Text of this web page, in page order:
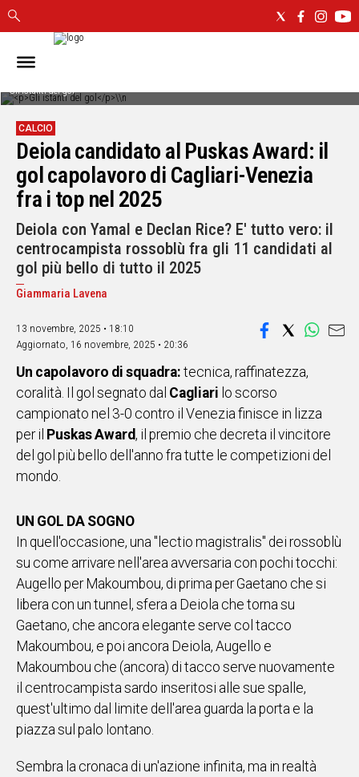
IN
SASSARI
NUORO
ORISTANO
SULCIS
OGLIASTRA
MEDIO
CAMPIDANO
NOTIZIE
IN
ITALIA
NEL
MONDO
SPORT
EVENTI
VIDEO
Vai
UNISCITI
AL CANALE
WHATSAPP
CALCIO
Deiola candidato al Puskas Award: il
gol capolavoro di Cagliari-Venezia
fra i top nel 2025
Gli istanti del gol
Deiola con Yamal e Declan Rice? E' tutto vero: il
centrocampista rossoblù fra gli 11 candidati al
gol più bello di tutto il 2025
Giammaria Lavena
13 novembre, 2025 • 18:10
Aggiornato, 16 novembre, 2025 • 20:36
Un capolavoro di squadra: tecnica, raffinatezza,
coralità. Il gol segnato dal Cagliari lo scorso
campionato nel 3-0 contro il Venezia finisce in lizza
per il Puskas Award, il premio che decreta il vincitore
del gol più bello dell'anno fra tutte le competizioni del
mondo.
UN GOL DA SOGNO
In quell'occasione, una "lectio magistralis" dei rossoblù
su come arrivare nell'area avversaria con pochi tocchi:
Augello per Makoumbou, di prima per Gaetano che si
libera con un tunnel, sfera a Deiola che torna su
Gaetano, che ancora elegante serve col tacco
Makoumbou, e poi ancora Deiola, Augello e
Makoumbou che (ancora) di tacco serve nuovamente
il centrocampista sardo inseritosi alle sue spalle,
quest'ultimo dal limite dell'area guarda la porta e la
piazza sul palo lontano.
Sembra la cronaca di un'azione infinita, ma in realtà